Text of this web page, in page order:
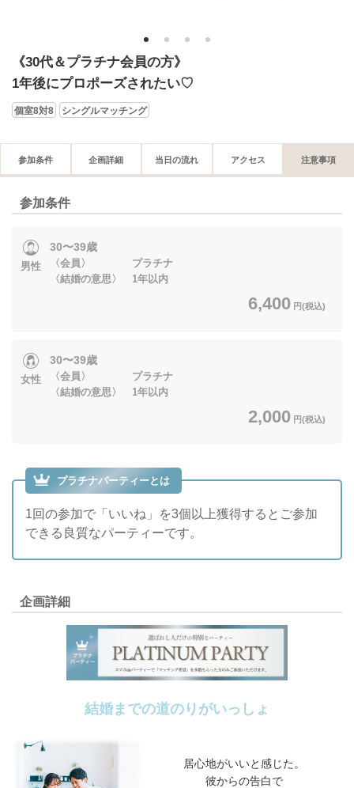
1 2 3 4
《30代＆プラチナ会員の方》
1年後にプロポーズされたい♡
個室8対8 シングルマッチング
参加条件 企画詳細 当日の流れ アクセス 注意事項
参加条件
男性
30〜39歳
〈会員〉 プラチナ
〈結婚の意思〉 1年以内
6,400 円(税込)
女性
30〜39歳
〈会員〉 プラチナ
〈結婚の意思〉 1年以内
2,000 円(税込)
プラチナパーティーとは
1回の参加で「いいね」を3個以上獲得するとご参加
できる良質なパーティーです。
企画詳細
結婚までの道のりがいっしょ
居心地がいいと感じた。
彼からの告白で